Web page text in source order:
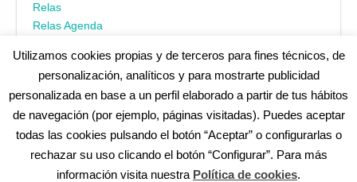
Relas
Relas Agenda
¿No encuentras alguna cosa? Echa un vistazo encadiz.es|
Aviso legal| Política de privacidad|Accesibilidad| Política de
Utilizamos cookies propias y de terceros para fines técnicos, de
personalización, analíticos y para mostrarte publicidad
personalizada en base a un perfil elaborado a partir de tus hábitos
de navegación (por ejemplo, páginas visitadas). Puedes aceptar
todas las cookies pulsando el botón “Aceptar” o configurarlas o
rechazar su uso clicando el botón “Configurar”. Para más
información visita nuestra Política de cookies.